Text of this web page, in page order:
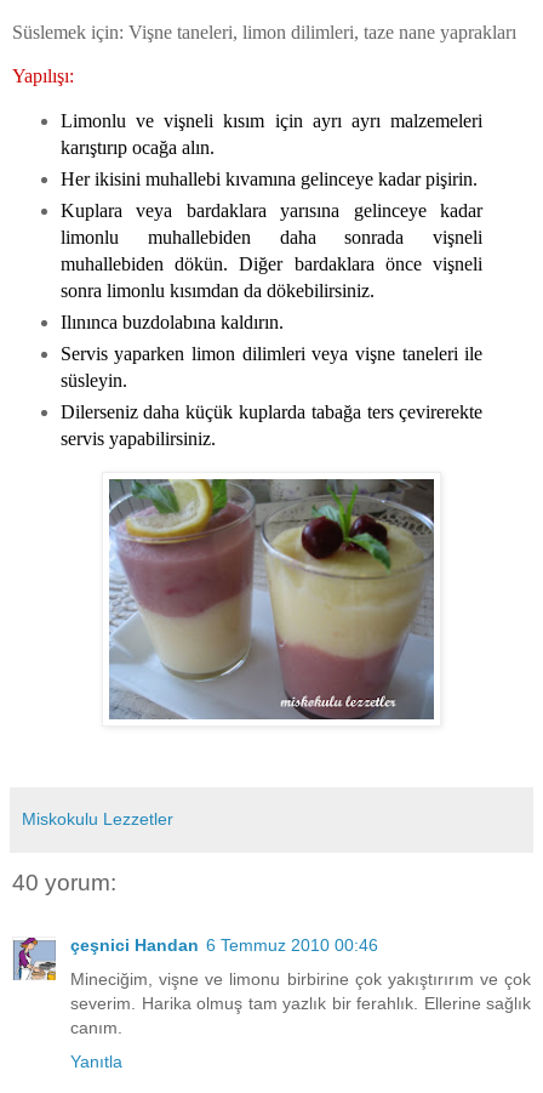
Süslemek için: Vişne taneleri, limon dilimleri, taze nane yaprakları
Yapılışı:
Limonlu ve vişneli kısım için ayrı ayrı malzemeleri
karıştırıp ocağa alın.
Her ikisini muhallebi kıvamına gelinceye kadar pişirin.
Kuplara veya bardaklara yarısına gelinceye kadar
limonlu muhallebiden daha sonrada vişneli
muhallebiden dökün. Diğer bardaklara önce vişneli
sonra limonlu kısımdan da dökebilirsiniz.
Ilınınca buzdolabına kaldırın.
Servis yaparken limon dilimleri veya vişne taneleri ile
süsleyin.
Dilerseniz daha küçük kuplarda tabağa ters çevirerekte
servis yapabilirsiniz.
Miskokulu Lezzetler
40 yorum:
çeşnici Handan 6 Temmuz 2010 00:46
Mineciğim, vişne ve limonu birbirine çok yakıştırırım ve çok
severim. Harika olmuş tam yazlık bir ferahlık. Ellerine sağlık
canım.
Yanıtla